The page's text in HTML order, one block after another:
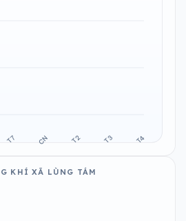
KHÍ XÃ LÙNG TÁM